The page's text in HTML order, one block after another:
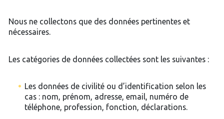
Nous ne collectons que des données pertinentes et
nécessaires.
Les catégories de données collectées sont les suivantes :
Les données de civilité ou d’identification selon les
cas : nom, prénom, adresse, email, numéro de
téléphone, profession, fonction, déclarations.